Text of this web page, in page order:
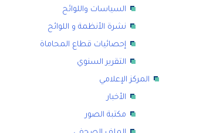
السياسات واللوائح
نشرة الأنظمة و اللوائح
إحصائيات قطاع المحاماة
التقرير السنوي
المركز الإعلامي
الأخبار
مكتبة الصور